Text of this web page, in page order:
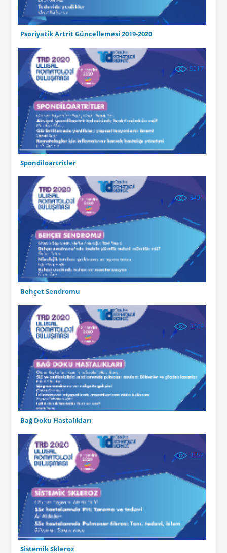
Psoriyatik Artrit Güncellemesi 2019-2020
5217
Spondiloartritler
3491
Behçet Sendromu
3349
Bağ Doku Hastalıkları
3552
Sistemik Skleroz